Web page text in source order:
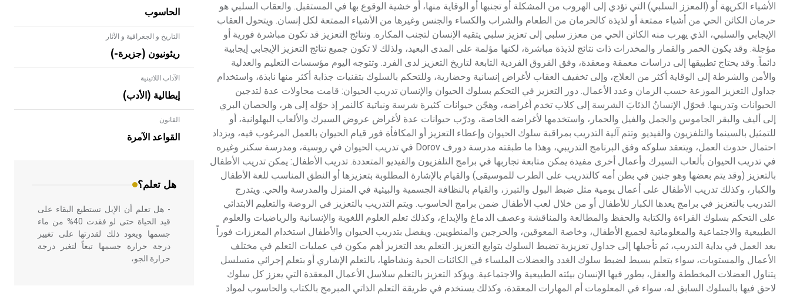
الأشياء الكريهة أو (المعزز السلبي) التي تؤدي إلى الهروب من المشكلة أو تجنبها أو الوقاية منها، أو خشية الوقوع بها في المستقبل. والعقاب السلبي هو
حرمان الكائن الحي من أشياء ممتعة أو لذيذة كالحرمان من الطعام والشراب والكساء والجنس وغيرها من الأشياء الممتعة لكل إنسان. ويتحول العقاب
الإيجابي والسلبي، الذي يهرب منه الكائن الحي من معزز سلبي إلى تعزيز سلبي يتقيه الإنسان لتجنب المكاره. ونتائج التعزيز قد تكون مباشرة فورية أو
مؤجلة. وقد يكون الخمر والقمار والمخدرات ذات نتائج لذيذة مباشرة، لكنها مؤلمة على المدى البعيد، ولذلك لا تكون جميع نتائج التعزيز الإيجابي إيجابية
دائماً. وقد يحتاج تطبيقها إلى دراسات معمقة ومعقدة، وفق الفروق الفردية التابعة لتاريخ التعزيز لدى الفرد. وتتوجه اليوم مؤسسات التعليم والعدلية
والأمن والشرطة إلى الوقاية أكثر من العلاج، وإلى تخفيف العقاب لأغراض إنسانية وحضارية، وللتحكم بالسلوك بتقنيات جذابة أكثر منها نابذة، واستخدام
جداول التعزيز الموزعة حسب الزمان وعدد الأعمال. دور التعزيز في التحكم بسلوك الحيوان والإنسان تدريب الحيوان: قامت محاولات عدة لتدجين
الحيوانات وتدريبها. فحوّل الإنسانُ الذئابَ الشرسة إلى كلاب تخدم أغراضه، وهجّن حيوانات كثيرة شرسة ونباتية كالنمر إذ حوّله إلى هر، والحصان البري
إلى أليف والبقر الجاموس والجمل والفيل والحمار، واستخدمها لأغراضه الخاصة، ودرّب حيوانات عدة لأغراض عروض السيرك والألعاب البهلوانية، أو
للتمثيل بالسينما والتلفزيون والفيديو. وتتم آلية التدريب بمراقبة سلوك الحيوان وإعطاء التعزيز أو المكافأة فور قيام الحيوان بالعمل المرغوب فيه، ويزداد
احتمال حدوث العمل، ويتعقد سلوكه وفق البرنامج التدريبي، وهذا ما طبقته مدرسة دورف Dorov في تدريب الحيوان في روسية، ومدرسة سكنر وغيره
في تدريب الحيوان بألعاب السيرك وأعمال أخرى مفيدة يمكن متابعة تجاربها في برامج التلفزيون والفيديو المتعددة. تدريب الأطفال: يمكن تدريب الأطفال
بالتعزيز (وقد يتم بعضها وهو جنين في بطن أمه كالتدريب على الطرب للموسيقى) والقيام بالإشارة المطلوبة بتعزيزها أو النطق المناسب للغة الأطفال
والكبار، وكذلك تدريب الأطفال على أعمال يومية مثل ضبط البول والتبرز، والقيام بالنظافة الجسمية والبيئية في المنزل والمدرسة والحي. ويتدرج
التدريب بالتعزيز في برامج يعدها الكبار للأطفال أو من خلال لعب الأطفال ضمن برامج الحاسوب. ويتم التدريب بالتعزيز في الروضة والتعليم الابتدائي
على التحكم بسلوك القراءة والكتابة والحفظ والمطالعة والمناقشة وعصف الدماغ والإبداع، وكذلك تعلم العلوم اللغوية والإنسانية والرياضيات والعلوم
الطبيعية والاجتماعية والمعلوماتية لجميع الأطفال، وخاصة المعوقين، والحرجين والمنطويين. ويفضل بتدريب الحيوان والأطفال استخدام المعززات فوراً
بعد العمل في بداية التدريب، ثم تأجيلها إلى جداول تعزيزية تضبط السلوك بتوابع التعزيز. التعلم يعد التعزيز أهم مكون في عمليات التعلم في مختلف
الأعمال والمستويات، سواء بتعلم بسيط لضبط سلوك الغدد والعضلات الملساء في الكائنات الحية ونشاطها، بالتعلم الإشاري أو بتعلم إجرائي متسلسل
يتناول العضلات المخططة والعقل، يطور فيها الإنسان بيئته الطبيعية والاجتماعية. ويؤكد التعزيز بالتعلم سلاسل الأعمال المعقدة التي يعزز كل سلوك
لاحق فيها بالسلوك السابق له، سواء في المعلومات أم المهارات المعقدة، وكذلك يستخدم في طريقة التعلم الذاتي المبرمج بالكتاب والحاسوب لمواد
الحاسوب
التاريخ و الجغرافية و الآثار
ريئونيون (جزيرة-)
الآداب اللاتينية
إيطالية (الأدب)
القانون
القواعد الآمرة
هل تعلم؟
- هل تعلم أن الأبلق نوع من الفنون
الهندسية التي ارتبطت بالعمارة الإسلامية
في بلاد الشام ومصر خاصة، حيث يحرص
- هل تعلم أن الإبل تستطيع البقاء على
قيد الحياة حتى لو فقدت 40% من ماء
جسمها ويعود ذلك لقدرتها على تغيير
درجة حرارة جسمها تبعاً لتغير درجة
حرارة الجو،